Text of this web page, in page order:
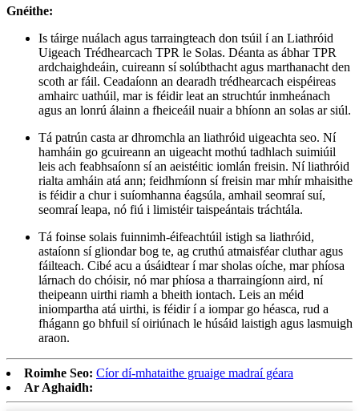
Gnéithe:
Is táirge nuálach agus tarraingteach don tsúil í an Liathróid
Uigeach Trédhearcach TPR le Solas. Déanta as ábhar TPR
ardchaighdeáin, cuireann sí solúbthacht agus marthanacht den
scoth ar fáil. Ceadaíonn an dearadh trédhearcach eispéireas
amhairc uathúil, mar is féidir leat an struchtúr inmheánach
agus an lonrú álainn a fheiceáil nuair a bhíonn an solas ar siúl.
Tá patrún casta ar dhromchla an liathróid uigeachta seo. Ní
hamháin go gcuireann an uigeacht mothú tadhlach suimiúil
leis ach feabhsaíonn sí an aeistéitic iomlán freisin. Ní liathróid
rialta amháin atá ann; feidhmíonn sí freisin mar mhír mhaisithe
is féidir a chur i suíomhanna éagsúla, amhail seomraí suí,
seomraí leapa, nó fiú i limistéir taispeántais tráchtála.
Tá foinse solais fuinnimh-éifeachtúil istigh sa liathróid,
astaíonn sí gliondar bog te, ag cruthú atmaisféar cluthar agus
fáilteach. Cibé acu a úsáidtear í mar sholas oíche, mar phíosa
lárnach do chóisir, nó mar phíosa a tharraingíonn aird, ní
theipeann uirthi riamh a bheith iontach. Leis an méid
iniompartha atá uirthi, is féidir í a iompar go héasca, rud a
fhágann go bhfuil sí oiriúnach le húsáid laistigh agus lasmuigh
araon.
Roimhe Seo: Cíor dí-mhataithe gruaige madraí géara
Ar Aghaidh: